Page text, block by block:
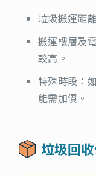
垃圾搬運距
搬運樓層及
較高。
特殊時段：
能需加價。
垃圾回